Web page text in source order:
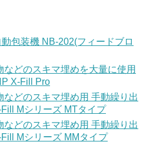
包装機 NB-202(フィードブロ
どのスキマ埋めを大量に使用
X-Fill Pro
どのスキマ埋め用 手動繰り出
Mシリーズ MTタイプ
どのスキマ埋め用 手動繰り出
Mシリーズ MMタイプ